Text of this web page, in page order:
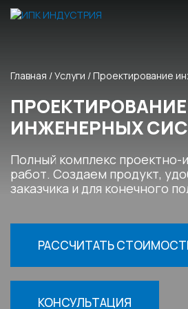
Главная /Услуги /Проектирование
ПРОЕКТИРОВАНИЕ
ИНЖЕНЕРНЫХ
Полный комплекс проектно-
работ. Создаем продукт,
заказчика и для конечного
РАССЧИТАТЬ
КОНСУЛЬТАЦИЯ